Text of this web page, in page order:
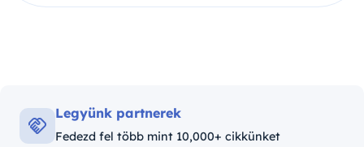
Legyünk partnerek
Fedezd fel több mint 10,000+ cikkünket